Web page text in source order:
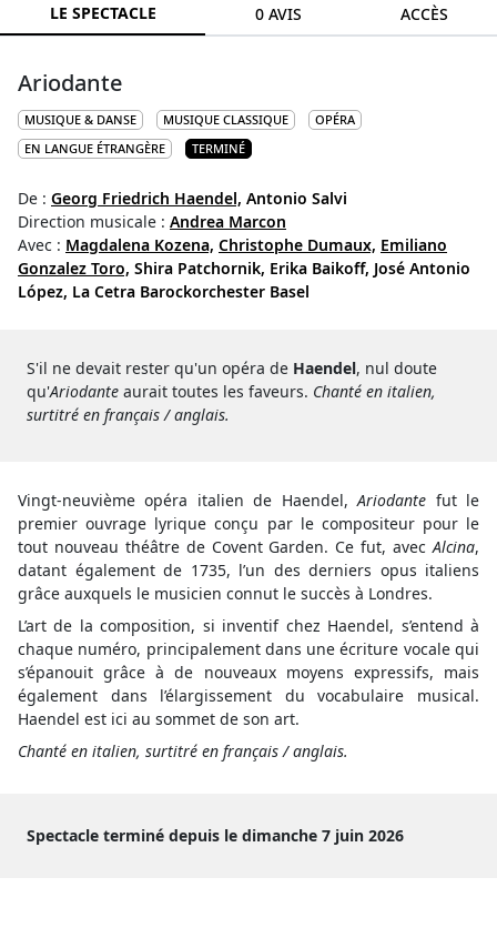
LE SPECTACLE 0 AVIS ACCÈS
Ariodante
MUSIQUE & DANSE MUSIQUE CLASSIQUE
OPÉRA
EN LANGUE ÉTRANGÈRE
TERMINÉ
De : Georg Friedrich Haendel, Antonio Salvi
Direction musicale : Andrea Marcon
Avec : Magdalena Kozena, Christophe Dumaux, Emiliano
Gonzalez Toro, Shira Patchornik, Erika Baikoff, José Antonio
López, La Cetra Barockorchester Basel
S'il ne devait rester qu'un opéra de Haendel, nul doute
qu'Ariodante aurait toutes les faveurs. Chanté en italien,
surtitré en français / anglais.
Vingt-neuvième opéra italien de Haendel,Ariodante fut le
premier ouvrage lyrique conçu par le compositeur pour le
tout nouveau théâtre de Covent Garden. Ce fut, avecAlcina,
datant également de 1735, l’un des derniers opus italiens
grâce auxquels le musicien connut le succès à Londres.
L’art de la composition, si inventif chez Haendel, s’entend à
chaque numéro, principalement dans une écriture vocale qui
s’épanouit grâce à de nouveaux moyens expressifs, mais
également dans l’élargissement du vocabulaire musical.
Haendel est ici au sommet de son art.
Chanté en italien, surtitré en français / anglais.
Spectacle terminé depuis le dimanche 7 juin 2026